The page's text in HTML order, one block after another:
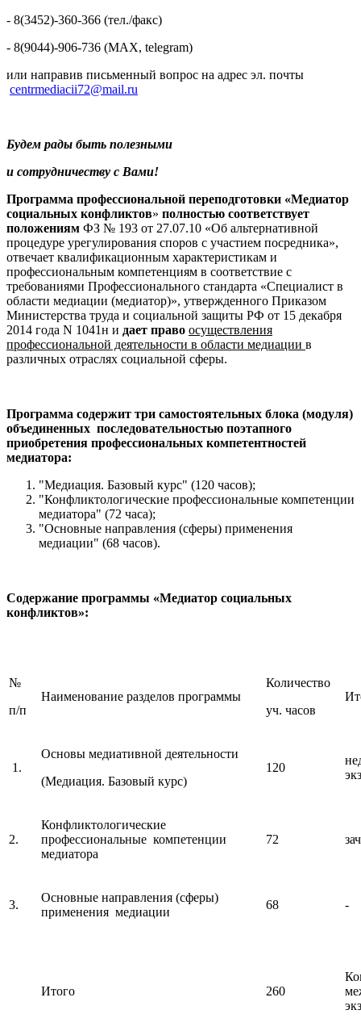
- 8(3452)-360-366 (тел./факс)
- 8(9044)-906-736 (МAX, telegram)
или направив письменный вопрос на адрес эл. почты
centrmediacii72@mail.ru
Будем рады быть полезными
и сотрудничеству с Вами!
Программа профессиональной переподготовки «Медиатор
социальных конфликтов» полностью соответствует
положениям ФЗ № 193 от 27.07.10 «Об альтернативной
процедуре урегулирования споров с участием посредника»,
отвечает квалификационным характеристикам и
профессиональным компетенциям в соответствие с
требованиями Профессионального стандарта «Специалист в
области медиации (медиатор)», утвержденного Приказом
Министерства труда и социальной защиты РФ от 15 декабря
2014 года N 1041н и дает право осуществления
профессиональной деятельности в области медиации в
различных отраслях социальной сферы.
Программа содержит три самостоятельных блока (модуля)
объединенных последовательностью поэтапного
приобретения профессиональных компетентностей
медиатора:
"Медиация. Базовый курс" (120 часов);
"Конфликтологические профессиональные компетенции
медиатора" (72 часа);
"Основные направления (сферы) применения
медиации" (68 часов).
Содержание программы «Медиатор социальных
конфликтов»:
№
п/п
Наименование разделов программы
Количество
уч. часов
1.
Основы медиативной деятельности
(Медиация. Базовый курс)
120
2.
Конфликтологические
профессиональные компетенции
медиатора
72
3.
Основные направления (сферы)
применения медиации
68 -
Итого 260